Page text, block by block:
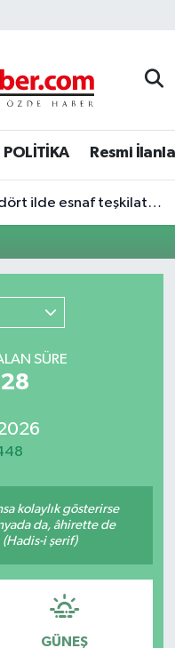
POLİTİKA Resmi
esnaf teşkilatlarıyla buluştu
SÜRE
kolaylık gösterirse
da, âhirette de
(Hadis-i şerif)
GÜNEŞ
Fikstür